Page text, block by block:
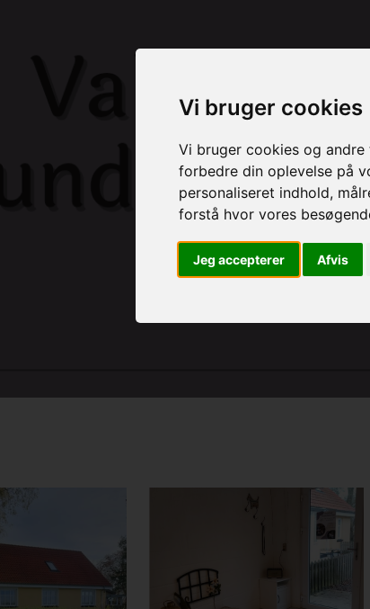
Vi bruger cookies
Vi bruger cookies og
forbedre din oplevelse på
personaliseret indhold,
forstå hvor vores
Jeg accepterer Afvis